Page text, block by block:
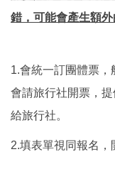
錯，可能會產生額外
1.會統一訂團體票
會請旅行社開票，
給旅行社。
2.填表單視同報名，